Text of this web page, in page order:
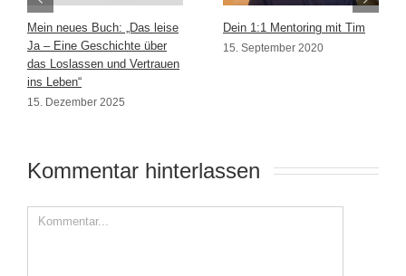
Mein neues Buch: „Das leise
Ja – Eine Geschichte über
das Loslassen und Vertrauen
ins Leben“
15. Dezember 2025
Dein 1:1 Mentoring mit Tim
15. September 2020
Kommentar hinterlassen